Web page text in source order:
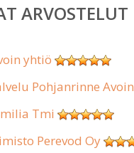
ARVOSTELUT
yhtiö
Pohjanrinne
Tmi
Perevod Oy